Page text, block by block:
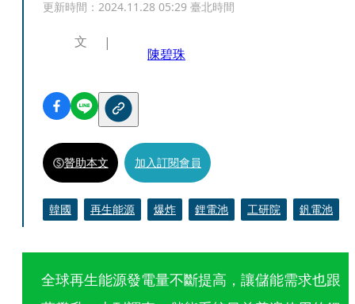
更新時間： 2024.11.28 05:29 臺北時間
文
陳碧珠
贊助本文 加入訂閱會員
韓國 再生能源 爆炸 鋰電池 工研院 釩電池
全球再生能源發電量不斷提高，讓儲能需求也跟